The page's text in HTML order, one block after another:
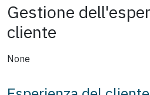
Gestione
cliente
None